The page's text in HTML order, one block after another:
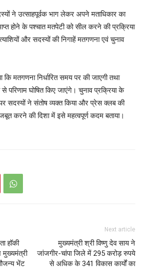
ने उत्साहपूर्वक भाग लेकर अपने मताधिकार का
होने के पश्चात मतपेटी को सील करने की प्रक्रिया
और सदस्यों की निगाहें मतगणना एवं चुनाव
कि मतगणना निर्धारित समय पर की जाएगी तथा
से परिणाम घोषित किए जाएंगे। चुनाव प्रक्रिया के
सदस्यों ने संतोष व्यक्त किया और प्रेस क्लब की
करने की दिशा में इसे महत्वपूर्ण कदम बताया।
हॉकी
मुख्यमंत्री
भेंट
Next article
मुख्यमंत्री श्री विष्णु देव साय ने
जांजगीर-चांपा जिले में 295 करोड़ रुपये
से अधिक के 341 विकास कार्यों का